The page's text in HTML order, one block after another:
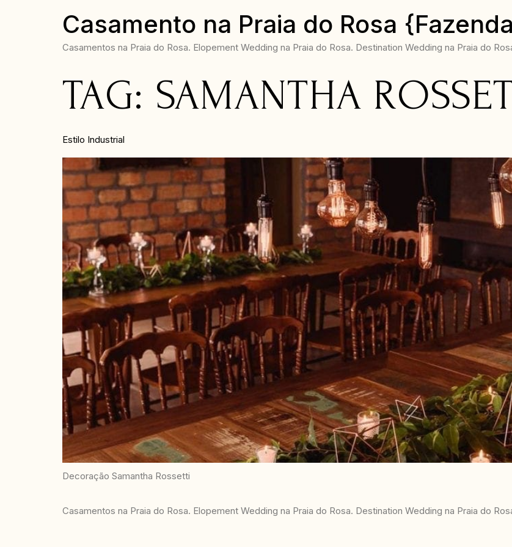
Casamento na Praia do Rosa
Casamentos na Praia do Rosa. Elopement Wedding na Praia do Rosa. Destination Wedding na Praia do
TAG: SAMANTHA
Estilo Industrial
Decoração Samantha Rossetti
Casamentos na Praia do Rosa. Elopement Wedding na Praia do Rosa. Destination Wedding na Praia do